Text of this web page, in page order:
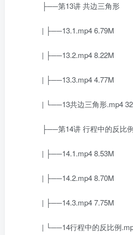
├──第13讲 共边三角形
| ├──13.1.mp4 6.79M
| ├──13.2.mp4 8.22M
| ├──13.3.mp4 4.77M
| └──13共边三角形.mp4
├──第14讲 行程中的反比
| ├──14.1.mp4 8.53M
| ├──14.2.mp4 8.70M
| ├──14.3.mp4 7.75M
| └──14行程中的反比例